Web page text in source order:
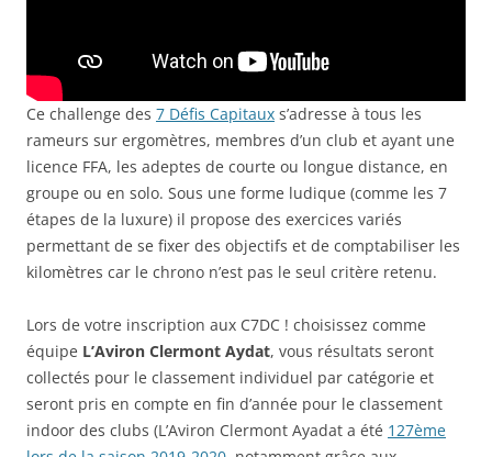
Ce challenge des 7 Défis Capitaux s’adresse à tous les
rameurs sur ergomètres, membres d’un club et ayant une
licence FFA, les adeptes de courte ou longue distance, en
groupe ou en solo. Sous une forme ludique (comme les 7
étapes de la luxure) il propose des exercices variés
permettant de se fixer des objectifs et de comptabiliser les
kilomètres car le chrono n’est pas le seul critère retenu.
Lors de votre inscription aux C7DC ! choisissez comme
équipe L’Aviron Clermont Aydat, vous résultats seront
collectés pour le classement individuel par catégorie et
seront pris en compte en fin d’année pour le classement
indoor des clubs (L’Aviron Clermont Ayadat a été 127ème